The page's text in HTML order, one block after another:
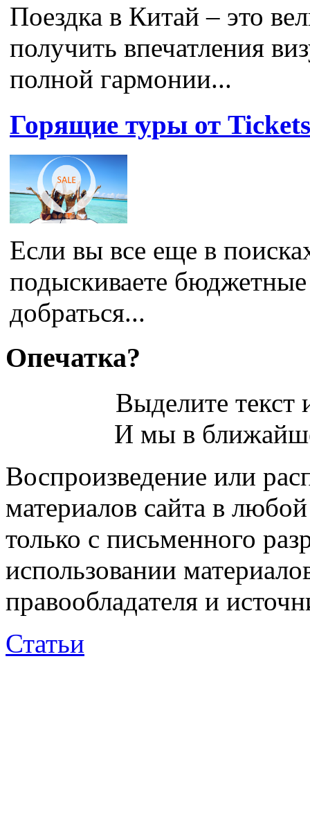
Поездка в Китай – это
получить впечатления
полной гармонии...
Горящие туры от
Если вы все еще в
подыскиваете
добраться...
Опечатка?
Выделите
И мы в
Воспроизведение или
материалов сайта в
только с письменного
использовании
правообладателя и
Статьи